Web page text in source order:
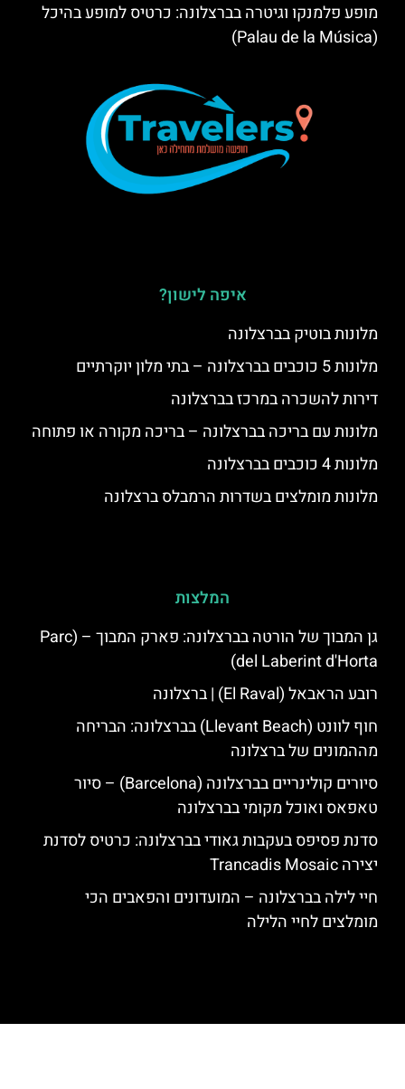
מופע פלמנקו וגיטרה בברצלונה: כרטיס למופע בהיכל
(Palau de la Música)
איפה לישון?
מלונות בוטיק בברצלונה
מלונות 5 כוכבים בברצלונה – בתי מלון יוקרתיים
דירות להשכרה במרכז בברצלונה
מלונות עם בריכה בברצלונה – בריכה מקורה או פתוחה
מלונות 4 כוכבים בברצלונה
מלונות מומלצים בשדרות הרמבלס ברצלונה
המלצות
גן המבוך של הורטה בברצלונה: פארק המבוך – (Parc
del Laberint d'Horta)
רובע הראבאל (El Raval) | ברצלונה
חוף לוונט (Llevant Beach) בברצלונה: הבריחה
מההמונים של ברצלונה
סיורים קולינריים בברצלונה (Barcelona) – סיור
טאפאס ואוכל מקומי בברצלונה
סדנת פסיפס בעקבות גאודי בברצלונה: כרטיס לסדנת
יצירה Trancadis Mosaic
חיי לילה בברצלונה – המועדונים והפאבים הכי
מומלצים לחיי הלילה